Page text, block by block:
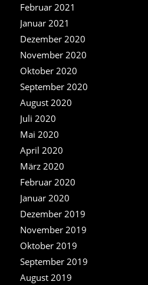
Februar 2021
Januar 2021
Dezember 2020
November 2020
Oktober 2020
September 2020
August 2020
Juli 2020
Mai 2020
April 2020
März 2020
Februar 2020
Januar 2020
Dezember 2019
November 2019
Oktober 2019
September 2019
August 2019